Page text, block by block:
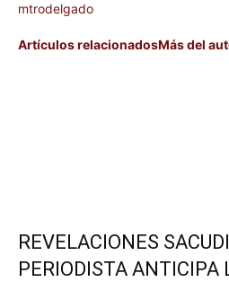
mtrodelgado
Artículos relacionadosMás del
REVELACIONES
PERIODISTA ANTICIPA